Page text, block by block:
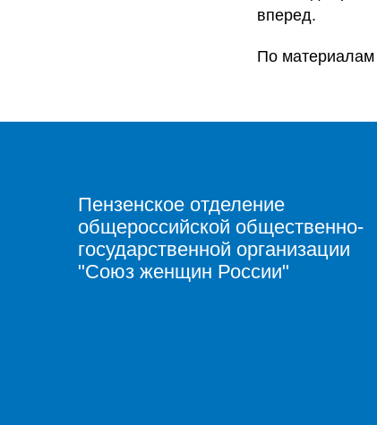
вперед.
По материалам
Пензенское отделение
общероссийской общественно-
государственной организации
"Союз женщин России"